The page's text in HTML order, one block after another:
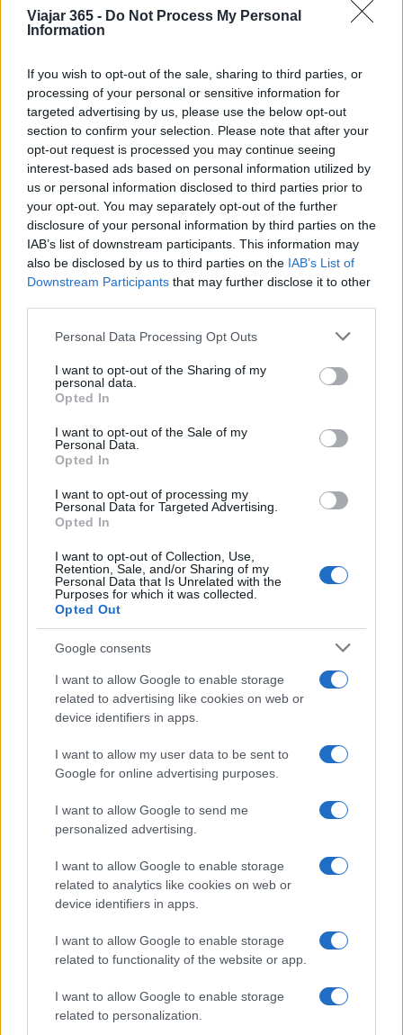
Viajar 365 - Do Not Process My Personal
Information
If you wish to opt-out of the sale, sharing to third parties, or
processing of your personal or sensitive information for
targeted advertising by us, please use the below opt-out
section to confirm your selection. Please note that after your
opt-out request is processed you may continue seeing
interest-based ads based on personal information utilized by
us or personal information disclosed to third parties prior to
your opt-out. You may separately opt-out of the further
disclosure of your personal information by third parties on the
IAB’s list of downstream participants. This information may
also be disclosed by us to third parties on the IAB’s List of
Downstream Participants that may further disclose it to other
Please note that this website/app uses one or more Google
not limited to your visit or usage behaviour. You may click to
grant or deny consent to Google and its third-party tags to
use your data for below specified purposes in below Google
consent section.
Personal Data Processing Opt Outs
I want to opt-out of the Sharing of my
personal data.
Opted In
I want to opt-out of the Sale of my
Personal Data.
Opted In
I want to opt-out of processing my
Personal Data for Targeted Advertising.
Opted In
I want to opt-out of Collection, Use,
Retention, Sale, and/or Sharing of my
Personal Data that Is Unrelated with the
Purposes for which it was collected.
Opted Out
Google consents
I want to allow Google to enable storage
related to advertising like cookies on web or
device identifiers in apps.
I want to allow my user data to be sent to
Google for online advertising purposes.
I want to allow Google to send me
personalized advertising.
I want to allow Google to enable storage
related to analytics like cookies on web or
device identifiers in apps.
I want to allow Google to enable storage
related to functionality of the website or app.
I want to allow Google to enable storage
related to personalization.
Pasini subraya que, aunque el clima puede ser
subjetivo, su influencia en la calidad de vida es
definidas y temperaturas moderadas suelen ser
preferidas, pero la diversidad cultural y las
oportunidades de ocio también juegan un papel
crucial.
AUTOR
Carla Vidal
Carla Vidal escribe sobre ciudades y cultura.
sin lluvia.
Sigue leyendo